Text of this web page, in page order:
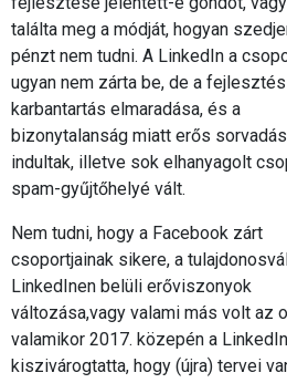
találta meg a módját, hogyan
pénzt nem tudni. A LinkedIn a
ugyan nem zárta be, de a
karbantartás elmaradása, és a
bizonytalanság miatt erős
indultak, illetve sok elhanyagolt
spam-gyűjtőhelyé vált.
Nem tudni, hogy a Facebook zárt
csoportjainak sikere, a
LinkedInen belüli erőviszonyok
változása,vagy valami más volt az
valamikor 2017. közepén a LinkedIn
kiszivárogtatta, hogy (újra) tervei